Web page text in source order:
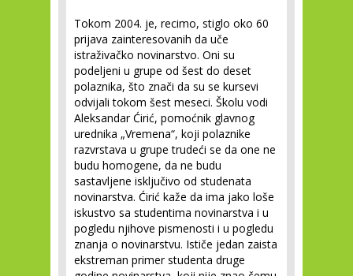
Tokom 2004. je, recimo, stiglo oko 60
prijava zainteresovanih da uče
istraživačko novinarstvo. Oni su
podeljeni u grupe od šest do deset
polaznika, što znači da su se kursevi
odvijali tokom šest meseci. Školu vodi
Aleksandar Ćirić, pomoćnik glavnog
urednika „Vremena“, koji polaznike
razvrstava u grupe trudeći se da one ne
budu homogene, da ne budu
sastavljene isključivo od studenata
novinarstva. Ćirić kaže da ima jako loše
iskustvo sa studentima novinarstva i u
pogledu njihove pismenosti i u pogledu
znanja o novinarstvu. Ističe jedan zaista
ekstreman primer studenta druge